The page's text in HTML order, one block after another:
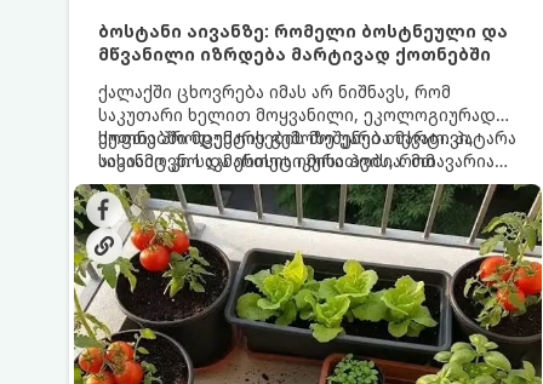
ბოსტანი აივანზე: რომელი ბოსტნეული და
მწვანილი იზრდება მარტივად ქოთნებში
ქალაქში ცხოვრება იმას არ ნიშნავს, რომ
საკუთარი ხელით მოყვანილი, ეკოლოგიურად
სუფთა პროდუქტის გემოზე უარი თქვათ. პატარა
აივანიც კი საკმარისია იმისათვის, რომ
მოიწყოთ მინი-ბოსტანი, საიდანაც
ყოველდღიურად ახალ, არომატულ მწვანილსა
და ბოსტნეულს მოკრეფთ.
ქოთნებში მცენარეების მოშენება მარტივი,
სასიამოვნო და ესთეტიკური ჰობია. მთავარია
იცოდეთ, რომელი კულტურები ეგუებიან
ქოთნის პირობებს ყველაზე კარგად და როგორ
მოუაროთ მათ სწორად.